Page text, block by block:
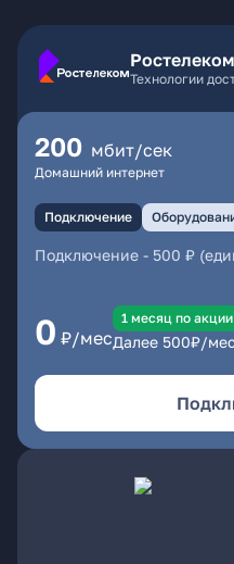
Ростелеком
Технологии
200 мбит/сек
Домашний интернет
Подключение
Подключение - 500 ₽
0 ₽/мес
1 месяц по акции
Далее 500₽/мес